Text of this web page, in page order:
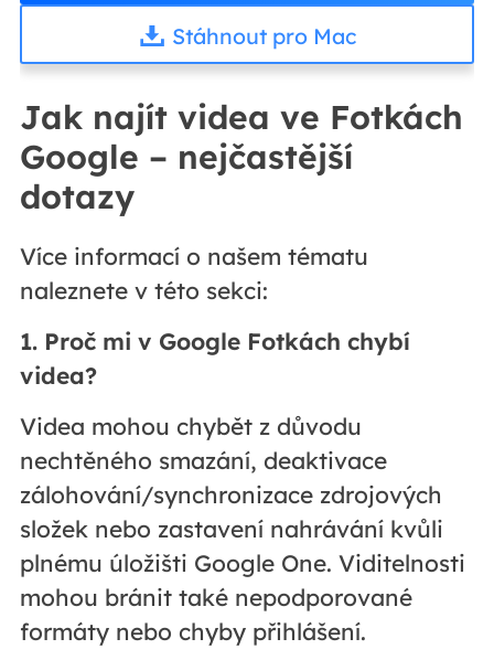
Stáhnout pro Mac
Jak najít videa ve Fotkách
Google – nejčastější
dotazy
Více informací o našem tématu
naleznete v této sekci:
1. Proč mi v Google Fotkách chybí
videa?
Videa mohou chybět z důvodu
nechtěného smazání, deaktivace
zálohování/synchronizace zdrojových
složek nebo zastavení nahrávání kvůli
plnému úložišti Google One. Viditelnosti
mohou bránit také nepodporované
formáty nebo chyby přihlášení.